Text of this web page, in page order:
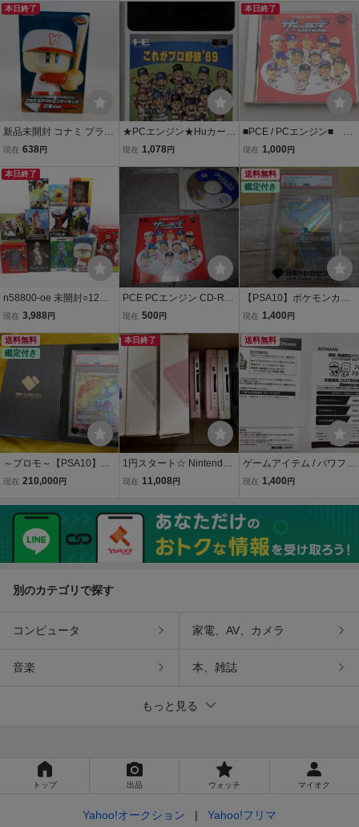
れがプロ野球’89』『将棋
初心者無用』
本日終了
新品未開封 コナミ プライ
ズアクションフィギュア
ロくん 打者ver.
現在 638円
★PCエンジン★Huカード
★カードのみ【これがプ
現在 1,078円
本日終了
■PCE / PCエンジン■
ザ・プロ野球 /PCE01
現在 1,000 円
本日終了
n58800-oe 未開封○12個
セット スーパーマリオ パ
他フィギュア [059-26080
6]
現在 3,988円
PCE PCエンジン CD-RO
M2 CDROM ザ・プロ野球
現在 500 円
送料無料
鑑定付き
【PSA10】ポケモンカー
ド/ポケカ トゲキッス A
管理番号inb
現在 1,400 円
送料無料
鑑定付き
～プロモ～【PSA10】ポ
ケモンカード/ポケカ ル
305/S-P 管理番号inb
現在 210,000 円
本日終了
1円スタート☆ Nintendo
3DS DS Lite まとめ 管理
現在 11,008円
送料無料
ゲームアイテム / パワフル
プロ野球 2026-2027 / Swi
プロ 2026 ダウンロード
番号 /
現在 1,400 円
別のカテゴリで探す
コンピュータ 家電、AV、カメラ
音楽 本、雑誌
もっと見る
トップ 出品 ウォッチ マイオク
Yahoo!オークション Yahoo!フリマ